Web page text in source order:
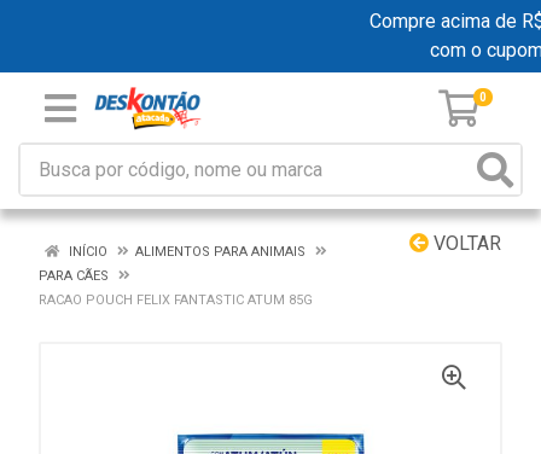
Compre acima de
com o
0
VOLTAR
INÍCIO
ALIMENTOS PARA ANIMAIS
PARA CÃES
RACAO POUCH FELIX FANTASTIC ATUM 85G